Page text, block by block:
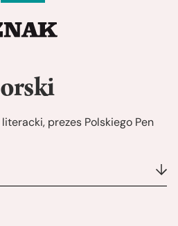
prezes Polskiego Pen